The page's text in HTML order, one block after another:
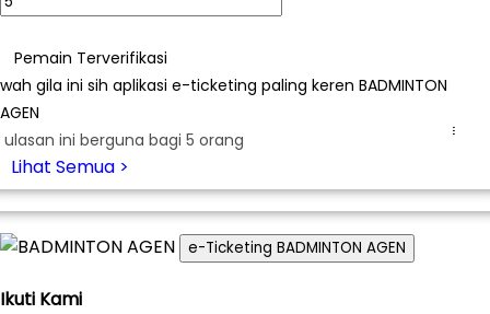
Pemain Terverifikasi
wah gila ini sih aplikasi e-ticketing paling keren BADMINTON
AGEN
ulasan ini berguna bagi 5 orang
...
Lihat Semua >
e-Ticketing BADMINTON AGEN
Ikuti Kami